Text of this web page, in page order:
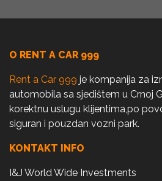
O RENT A CAR 999
Rent a Car 999 je kompanija za
automobila sa sjedištem u Crnoj
korektnu uslugu klijentima,po
siguran i pouzdan vozni park.
KONTAKT INFO
I&J World Wide Investments